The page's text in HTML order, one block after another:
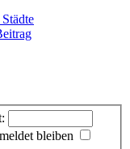
bleiben